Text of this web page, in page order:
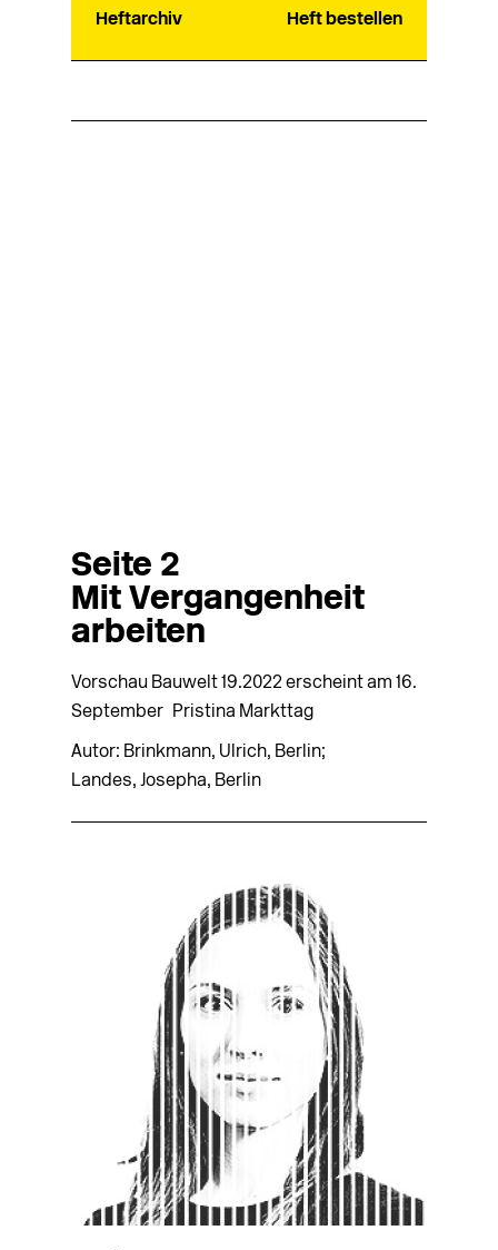
Heftarchiv Heft bestellen
Seite 2
Mit Vergangenheit
arbeiten
Vorschau Bauwelt 19.2022 erscheint am 16.
September Pristina Markttag
Autor: Brinkmann, Ulrich, Berlin;
Landes, Josepha, Berlin